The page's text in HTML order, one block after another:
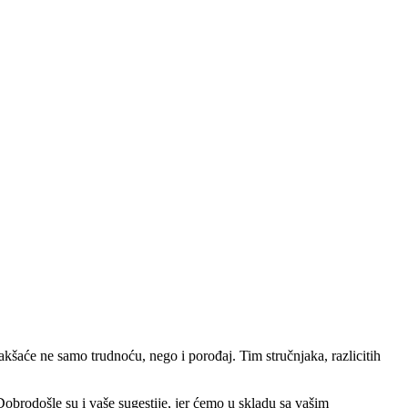
ne samo trudnoću, nego i porođaj. Tim stručnjaka, razlicitih
su i vaše sugestije, jer ćemo u skladu sa vašim